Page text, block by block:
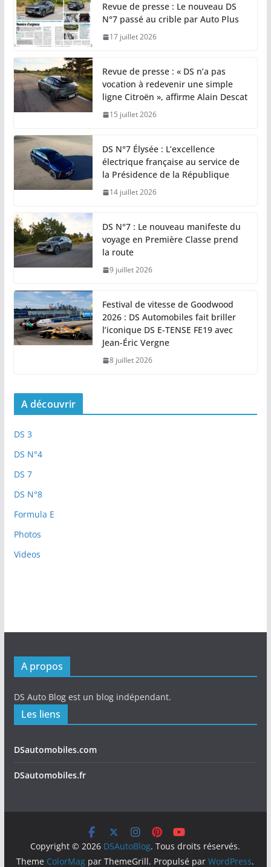
Revue de presse : Le nouveau DS
N°7 passé au crible par Auto Plus
17 juillet 2026
Revue de presse : « DS n’a pas
vocation à redevenir une simple
ligne Citroën », affirme Alain Descat
15 juillet 2026
DS N°7 Élysée : L’excellence
électrique française au service de
la Présidence de la République
14 juillet 2026
DS N°7 : Le nouveau manifeste du
voyage en Première Classe prend
la route
9 juillet 2026
Festival de vitesse de Goodwood
2026 : DS Automobiles fait briller
l’iconique DS E-TENSE FE19 avec
Jean-Éric Vergne
8 juillet 2026
A découvrir
DS 3
DS N°4
DS 7
DS N°8
Formula E
Photos
Videos
A propos
DS Auto Blog est un blog indépendant.
Les liens
DSautomobiles.com
DSautomobiles.fr
Copyright © 2026 DSAutoBlog. Tous droits réservés.
Theme ColorMag par ThemeGrill. Propulsé parWordPress.